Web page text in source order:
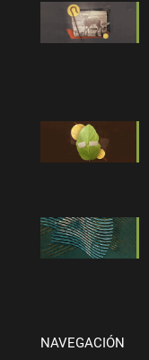
NAVEGACIÓN